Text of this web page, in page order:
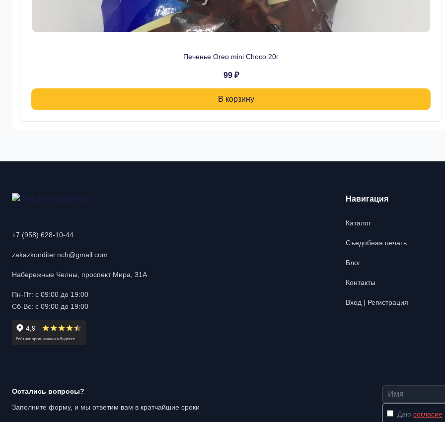
Печенье Oreo mini Choco 20г
99 ₽
В корзину
+7 (958) 628-10-44
zakazkonditer.nch@gmail.com
Набережные Челны, проспект Мира, 31А
Пн-Пт: с 09:00 до 19:00
Сб-Вс: с 09:00 до 19:00
Навигация
Каталог
Съедобная печать
Блог
Контакты
Вход | Регистрация
Остались вопросы?
Заполните форму, и мы ответим вам в кратчайшие сроки
Имя
Даю согласие